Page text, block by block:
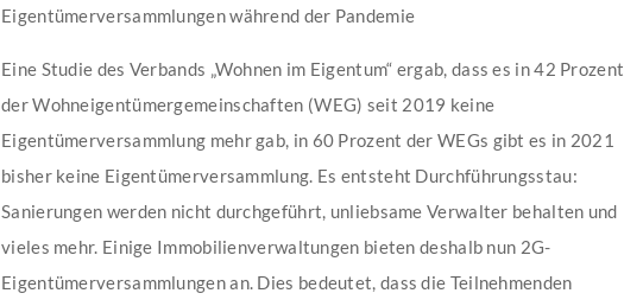
Eigentümerversammlungen während der Pandemie
Eine Studie des Verbands „Wohnen im Eigentum“ ergab, dass es in 42 Prozent
der Wohneigentümergemeinschaften (WEG) seit 2019 keine
Eigentümerversammlung mehr gab, in 60 Prozent der WEGs gibt es in 2021
bisher keine Eigentümerversammlung. Es entsteht Durchführungsstau:
Sanierungen werden nicht durchgeführt, unliebsame Verwalter behalten und
vieles mehr. Einige Immobilienverwaltungen bieten deshalb nun 2G-
Eigentümerversammlungen an. Dies bedeutet, dass die Teilnehmenden